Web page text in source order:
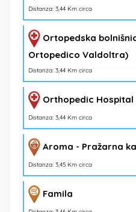
Distanza: 3,44 Km circa
Ortopedska
Ortopedico Valdoltra)
Distanza: 3,44 Km circa
Orthopedic
Distanza: 3,44 Km circa
Aroma - Pražarna
Distanza: 3,45 Km circa
Famila